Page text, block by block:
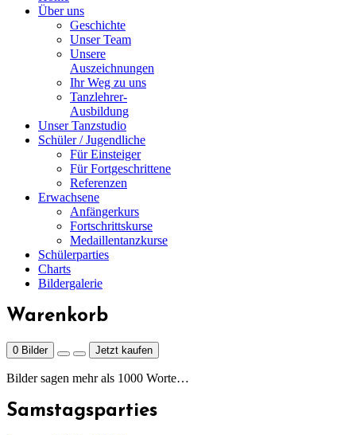
Über uns
Geschichte
Unser Team
Unsere
Auszeichnungen
Ihr Weg zu uns
Tanzlehrer-
Ausbildung
Unser Tanzstudio
Schüler / Jugendliche
Für Einsteiger
Für Fortgeschrittene
Referenzen
Erwachsene
Anfängerkurs
Fortschrittskurse
Medaillentanzkurse
Schülerparties
Charts
Bildergalerie
Warenkorb
0 Bilder Jetzt kaufen
Bilder sagen mehr als 1000 Worte…
Samstagsparties